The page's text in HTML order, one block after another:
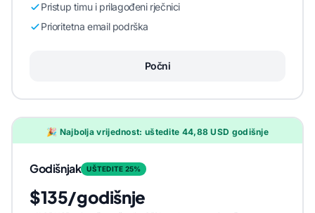
Pristup timu i prilagođeni rječnici
Prioritetna email podrška
Počni
🎉 Najbolja vrijednost: uštedite 44,88 USD godišnje
Godišnjak UŠTEDITE 25%
$135/godišnje